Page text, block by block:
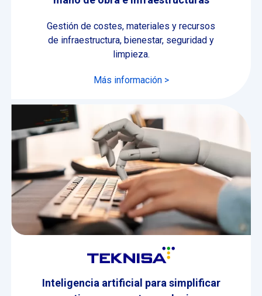
Gestión de costes, materiales y recursos
de infraestructura, bienestar, seguridad y
limpieza.
Más información >
Inteligencia artificial para simplificar